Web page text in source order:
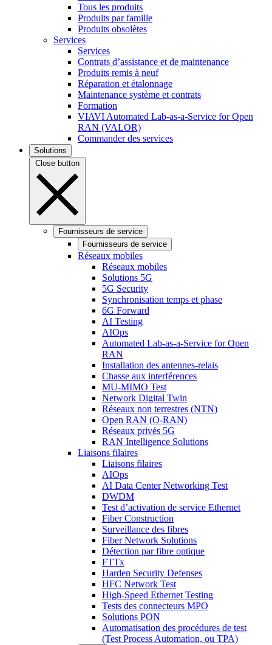
Tous les produits
Produits par famille
Produits obsolètes
Services
Services
Contrats d’assistance et de maintenance
Produits remis à neuf
Réparation et étalonnage
Maintenance système et contrats
Formation
VIAVI Automated Lab-as-a-Service for Open
RAN (VALOR)
Commander des services
Solutions
Close button
Fournisseurs de service
Fournisseurs de service
Réseaux mobiles
Réseaux mobiles
Solutions 5G
5G Security
Synchronisation temps et phase
6G Forward
AI Testing
AIOps
Automated Lab-as-a-Service for Open
RAN
Installation des antennes-relais
Chasse aux interférences
MU-MIMO Test
Network Digital Twin
Réseaux non terrestres (NTN)
Open RAN (O-RAN)
Réseaux privés 5G
RAN Intelligence Solutions
Liaisons filaires
Liaisons filaires
AIOps
AI Data Center Networking Test
DWDM
Test d’activation de service Ethernet
Fiber Construction
Surveillance des fibres
Fiber Network Solutions
Détection par fibre optique
FTTx
Harden Security Defenses
HFC Network Test
High-Speed Ethernet Testing
Tests des connecteurs MPO
Solutions PON
Automatisation des procédures de test
(Test Process Automation, ou TPA)